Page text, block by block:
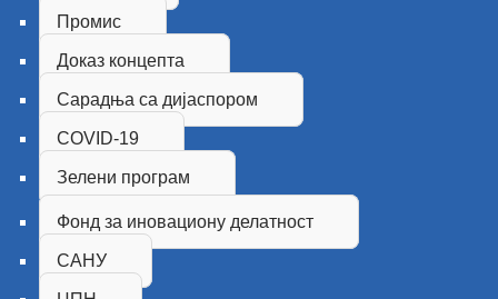
Промис
Доказ концепта
Сарадња са дијаспором
COVID-19
Зелени програм
Фонд за иновациону делатност
САНУ